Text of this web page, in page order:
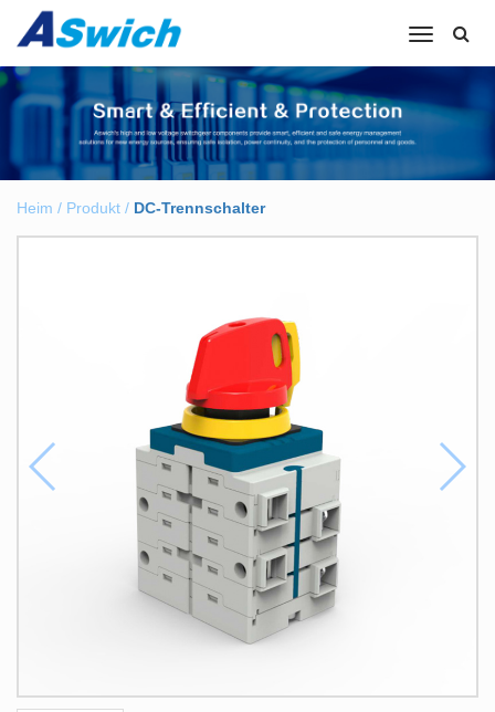
Navigation
Heim / Produkt / DC-Trennschalter